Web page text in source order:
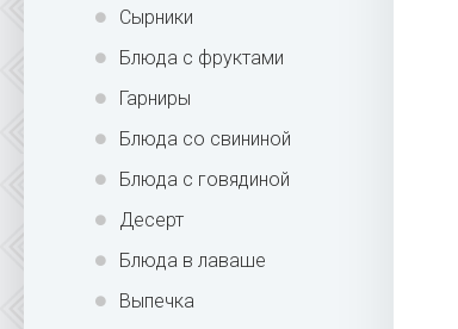
Сырники
Блюда с фруктами
Гарниры
Блюда со свининой
Блюда с говядиной
Десерт
Блюда в лаваше
Выпечка